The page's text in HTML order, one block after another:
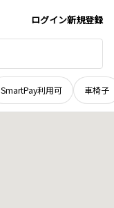
ログイン新規登録
SmartPay利用可 車椅子